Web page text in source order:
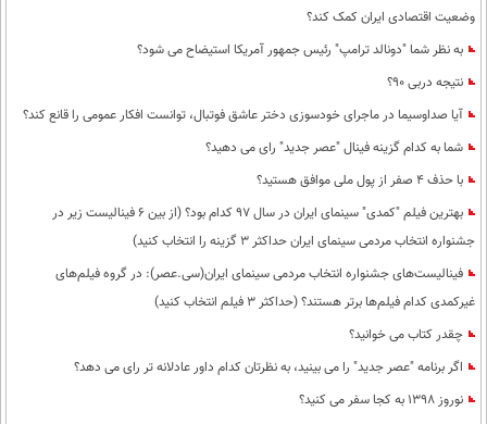
وضعیت اقتصادی ایران کمک کند؟
به نظر شما "دونالد ترامپ" رئیس جمهور آمریکا استیضاح می شود؟
نتیجه دربی 90؟
آیا صداوسیما در ماجرای خودسوزی دختر عاشق فوتبال، توانست افکار عمومی را قانع کند؟
شما به کدام گزینه فینال "عصر جدید" رای می دهید؟
با حذف 4 صفر از پول ملی موافق هستید؟
بهترین فیلم "کمدی" سینمای ایران در سال 97 کدام بود؟ (از بین 6 فینالیست زیر در
جشنواره انتخاب مردمی سینمای ایران حداکثر 3 گزینه را انتخاب کنید)
فینالیست‌های جشنواره انتخاب مردمی سینمای ایران(سی.عصر): در گروه فیلم‌های
غیرکمدی کدام فیلم‌ها برتر هستند؟ (حداکثر 3 فیلم انتخاب کنید)
چقدر کتاب می خوانید؟
اگر برنامه "عصر جدید" را می بینید، به نظرتان کدام داور عادلانه تر رای می دهد؟
نوروز 1398 به کجا سفر می کنید؟